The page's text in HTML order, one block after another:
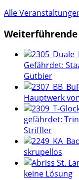
Alle
Gefährdet:
Gutbier
Hauptwerk
gefährdet:
Striffler
skrupellos
keine Lösung